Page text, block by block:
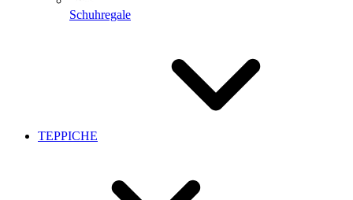
Schuhregale
TEPPICHE